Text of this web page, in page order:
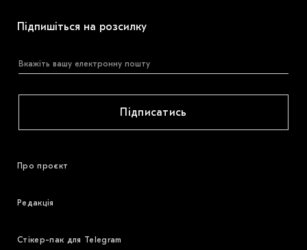
Підпишіться на розсилку
Підписатись
Про проєкт
Редакція
Стікер-пак для Telegram